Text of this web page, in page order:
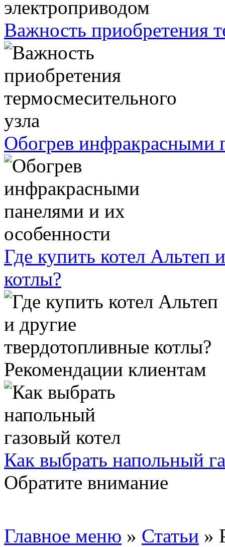
Важность приобретения
Обогрев инфракрасными
Где купить котел Альтеп
котлы?
Рекомендации клиентам
Как выбрать напольный
Обратите внимание
Главное меню » Статьи »